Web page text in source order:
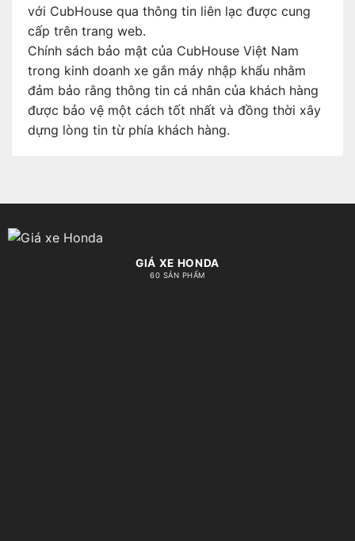
với CubHouse qua thông tin liên lạc được cung
cấp trên trang web.
Chính sách bảo mật của CubHouse Việt Nam
trong kinh doanh xe gắn máy nhập khẩu nhằm
đảm bảo rằng thông tin cá nhân của khách hàng
được bảo vệ một cách tốt nhất và đồng thời xây
dựng lòng tin từ phía khách hàng.
GIÁ XE HONDA
60 SẢN PHẨM